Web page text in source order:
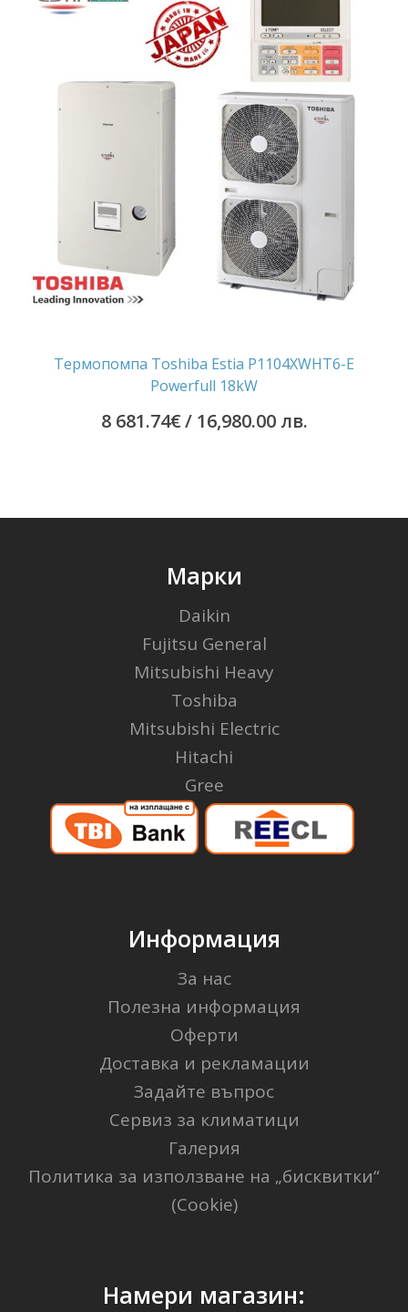
Термопомпа Toshiba Estia P1104XWHT6-E
Powerfull 18kW
8 681.74€/ 16,980.00 лв.
Марки
Daikin
Fujitsu General
Mitsubishi Heavy
Toshiba
Mitsubishi Electric
Hitachi
Gree
Информация
За нас
Полезна информация
Оферти
Доставка и рекламации
Задайте въпрос
Сервиз за климатици
Галерия
Политика за използване на „бисквитки“
(Cookie)
Намери магазин: